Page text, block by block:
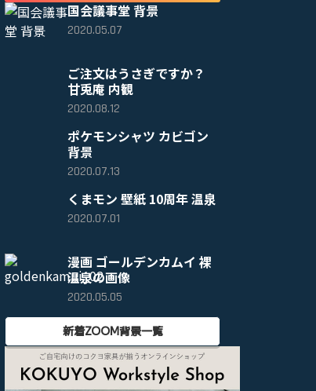
国会議事堂 背景
2020.05.07
ご注文はうさぎですか？
甘兎庵 内観
2020.08.12
ポケモンシャツ カビゴン
背景
2020.07.13
くまモン 壁紙 10周年 温泉
2020.07.01
漫画 ゴールデンカムイ 裸
温泉の画像
2020.05.05
新着ZOOM背景一覧